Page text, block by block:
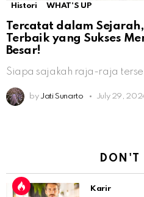
Histori WHAT'S UP
Tercatat dalam
Terbaik yang Sukses
Besar!
Siapa sajakah raja-raja
by Jati Sunarto July 29,
DON'T
Karir